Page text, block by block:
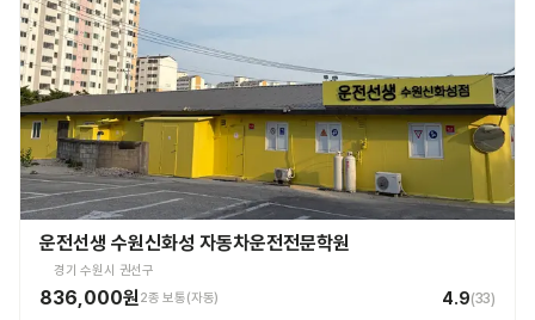
운전선생 수원신화성 자동차운전전문학원
경기 수원시 권선구
836,000원2종 보통(자동) 4.9(33)